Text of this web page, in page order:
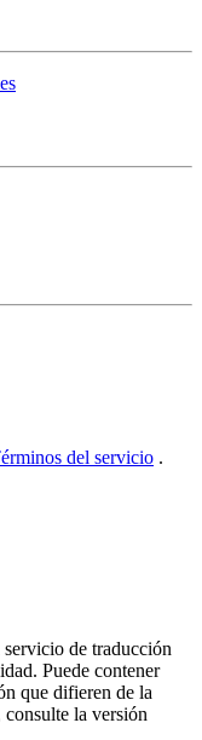
del servicio .
de traducción
Puede contener
que difieren de la
la versión